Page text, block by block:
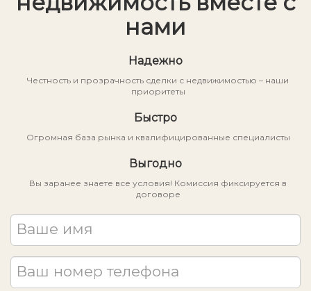
нами
Надежно
Честность и прозрачность сделки с недвижимостью – наши
приоритеты
Быстро
Огромная база рынка и квалифицированные специалисты
Выгодно
Вы заранее знаете все условия! Комиссия фиксируется в
договоре
Ваше имя
Ваш номер телефона